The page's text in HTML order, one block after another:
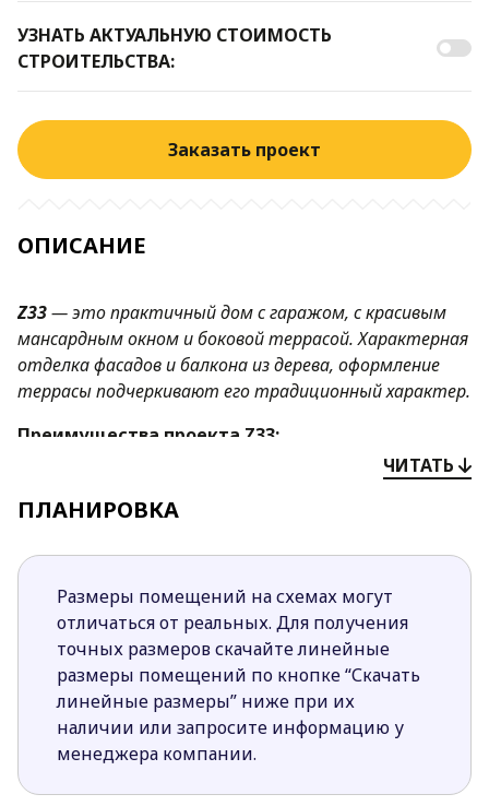
УЗНАТЬ АКТУАЛЬНУЮ СТОИМОСТЬ
СТРОИТЕЛЬСТВА:
Заказать проект
ОПИСАНИЕ
Z33—это практичный дом с гаражом, с красивым
мансардным окном и боковой террасой. Характерная
отделка фасадов и балкона из дерева, оформление
террасы подчеркивают его традиционный характер.
Преимущества проекта Z33:
Простая форма дома повлияет на снижение
стоимости строительства и последующие
Открытая кухня зрительно увеличивает
необходимости ее можно отделить от
гостиной стенной перегородкой.
Кладовая в кухне незаменима для хранение
подсобных кухонных принадлежностей и
запасов.
Расположенный в центре камин обогащает
собой интерьер, а также может стать
дополнительным источником тепла, что
ЧИТАТЬ
ПЛАНИРОВКА
Размеры помещений на схемах могут
отличаться от реальных. Для получения
точных размеров скачайте линейные
размеры помещений по кнопке “Скачать
линейные размеры” ниже при их
наличии или запросите информацию у
менеджера компании.